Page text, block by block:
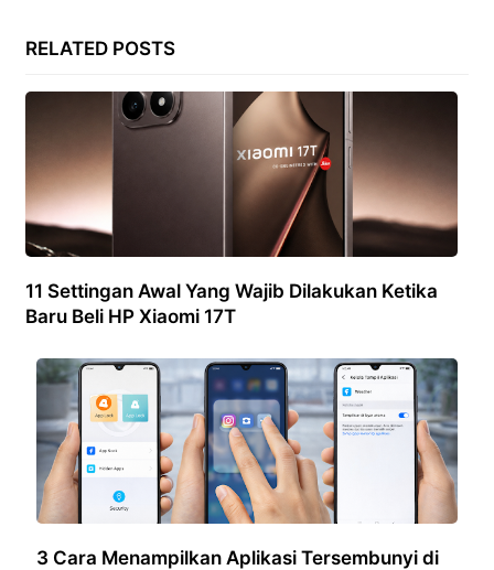
RELATED POSTS
11 Settingan Awal Yang Wajib Dilakukan Ketika
Baru Beli HP Xiaomi 17T
3 Cara Menampilkan Aplikasi Tersembunyi di